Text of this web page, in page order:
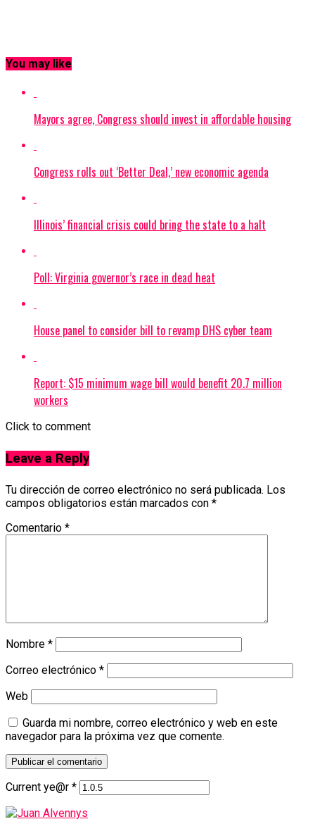
You may like
Mayors agree, Congress should invest in affordable housing
Congress rolls out ‘Better Deal,’ new economic agenda
Illinois’ financial crisis could bring the state to a halt
Poll: Virginia governor’s race in dead heat
House panel to consider bill to revamp DHS cyber team
Report: $15 minimum wage bill would benefit 20.7 million
workers
Click to comment
Leave a Reply
Tu dirección de correo electrónico no será publicada. Los
campos obligatorios están marcados con *
Comentario *
Nombre *
Correo electrónico *
Web
Guarda mi nombre, correo electrónico y web en este
navegador para la próxima vez que comente.
Current ye@r *